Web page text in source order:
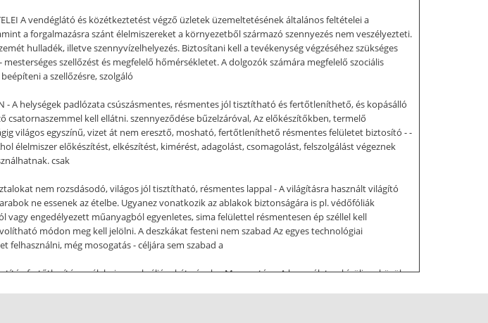
A vendéglátó és közétkeztetést végző üzletek üzemeltetésének általános feltételei a
a forgalmazásra szánt élelmiszereket a környezetből származó szennyezés nem veszélyezteti.
hulladék, illetve szennyvízelhelyezés. Biztosítani kell a tevékenység végzéséhez szükséges
szellőzést és megfelelő hőmérsékletet. A dolgozók számára megfelelő szociális
a szellőzésre, szolgáló
- A helységek padlózata csúszásmentes, résmentes jól tisztítható és fertőtleníthető, és kopásálló
kell ellátni. szennyeződése bűzelzáróval, Az előkészítőkben, termelő
világos egyszínű, vizet át nem eresztő, mosható, fertőtleníthető résmentes felületet biztosító - -
élelmiszer előkészítést, elkészítést, kimérést, adagolást, csomagolást, felszolgálást végeznek
csak
nem rozsdásodó, világos jól tisztítható, résmentes lappal - A világításra használt világító
ne essenek az ételbe. Ugyanez vonatkozik az ablakok biztonságára is pl. védőfóliák
vagy engedélyezett műanyagból egyenletes, sima felülettel résmentesen ép széllel kell
módon meg kell jelölni. A deszkákat festeni nem szabad Az egyes technológiai
még mosogatás - céljára sem szabad a
fertőtlenítés az élelmiszerrel céljára két gépek, - Mosogatás, - A használaton kívüli eszközök,